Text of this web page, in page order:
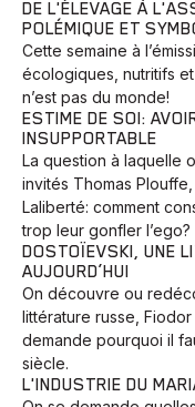
DE L'ÉLEVAGE À
POLÉMIQUE ET
Cette semaine à
écologiques, nutritifs
n’est pas du monde!
ESTIME DE SOI:
INSUPPORTABLE
La question à laquelle
invités Thomas
Laliberté: comment
trop leur gonfler l’ego?
DOSTOÏEVSKI, UNE
AUJOURD’HUI
On découvre ou
littérature russe,
demande pourquoi il
siècle.
L'INDUSTRIE DU